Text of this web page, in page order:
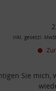
inkl. gesetzl.
Sie mich,